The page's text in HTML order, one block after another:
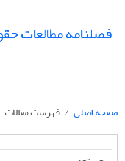
فصلنامه مطالعات
صفحه اصلی
فهرست مقالات